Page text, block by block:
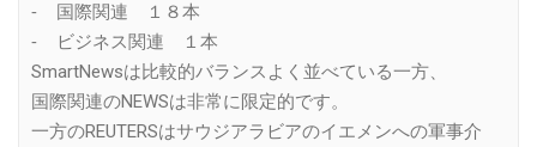
⁃ 国際関連 １８本
⁃ ビジネス関連 １本
SmartNewsは比較的バランスよく並べている一方、
国際関連のNEWSは非常に限定的です。
一方のREUTERSはサウジアラビアのイエメンへの軍事介